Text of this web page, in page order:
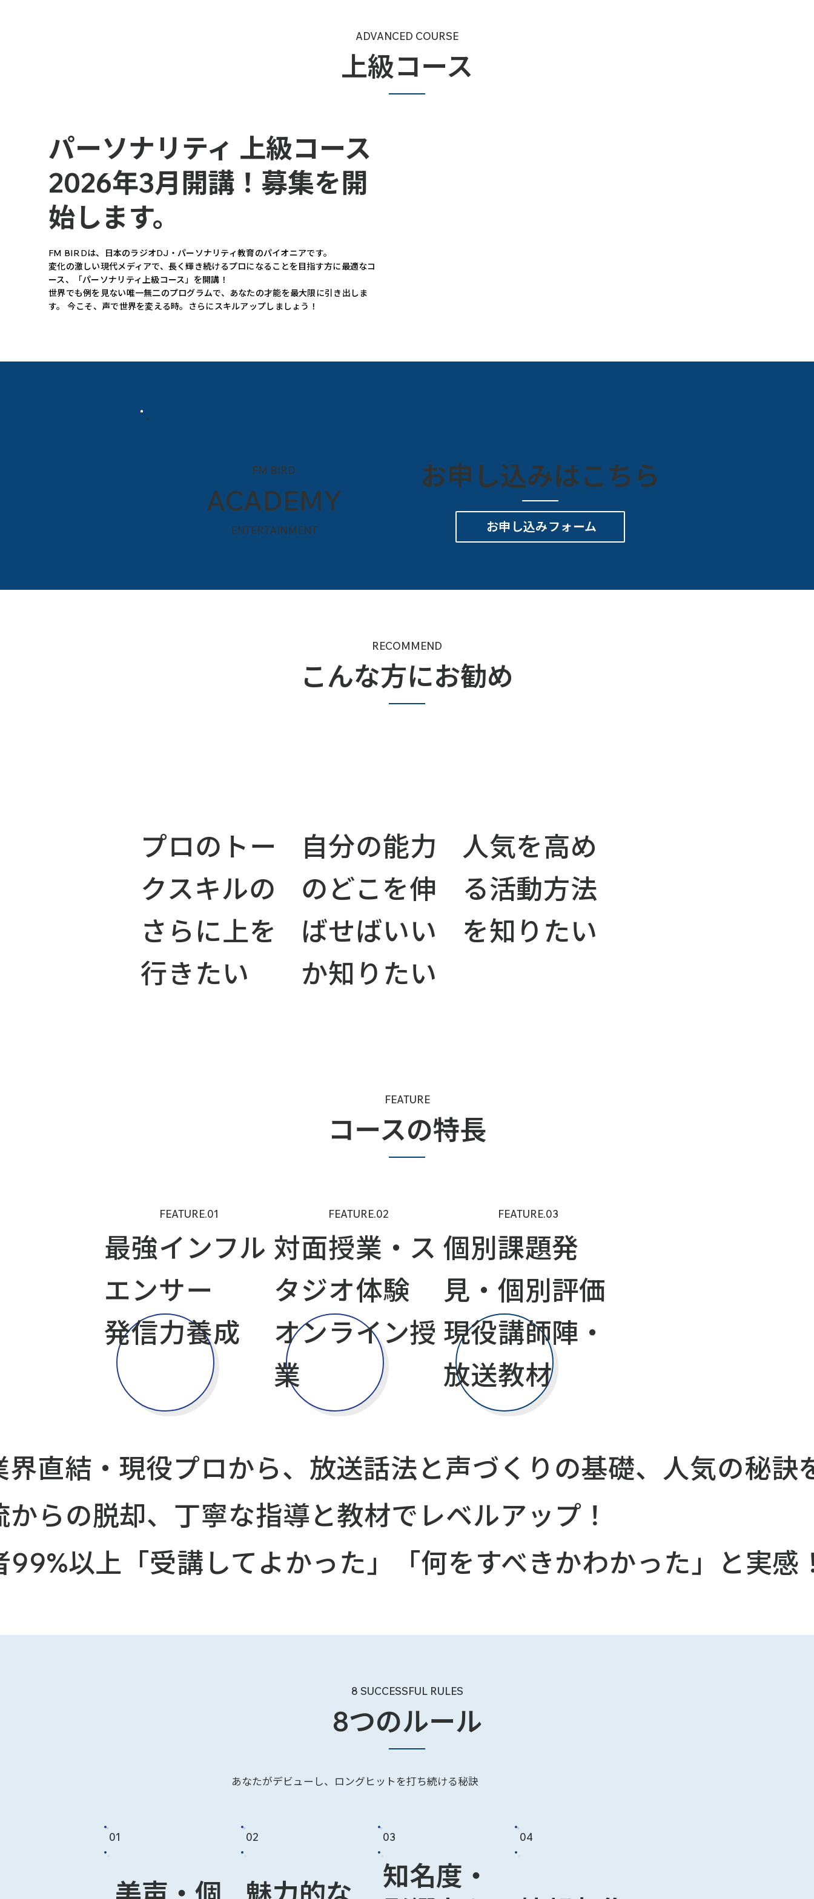
ADVANCED COURSE
上級コース
パーソナリティ 上級コース
2026年3月開講！ 募集を開
始します。
FM BIRDは、日本のラジオDJ・パーソナリティ教育のパイオニアです。
変化の激しい現代メディアで、長く輝き続けるプロになることを目指す方に最適なコ
ース、「パーソナリティ上級コース」を開講！
世界でも例を見ない唯一無二のプログラムで、あなたの才能を最大限に引き出しま
す。 今こそ、声で世界を変える時。さらにスキルアップしましょう！
お申し込みはこちら
お申し込みフォーム
FM BIRD
ACADEMY
ENTERTAINMENT
RECOMMEND
こんな方にお勧め
プロのトー
クスキルの
さらに上を
行きたい
自分の能力
のどこを伸
ばせばいい
か知りたい
人気を高め
る活動方法
を知りたい
FEATURE
コースの特長
最強インフル
エンサー
発信力養成
FEATURE.01
対面授業・ス
タジオ体験
オンライン授
業
FEATURE.02
個別課題発
見・個別評価
現役講師陣・
放送教材
FEATURE.03
界直結・現役プロから、放送話法と声づくりの基礎、人気の秘訣
からの脱却、丁寧な指導と教材でレベルアップ！
99%以上「受講してよかった」「何をすべきかわかった」と実感
8 SUCCESSFUL RULES
8つのルール
01 02
知名度・
03 04
あなたがデビューし、ロングヒットを打ち続ける秘訣